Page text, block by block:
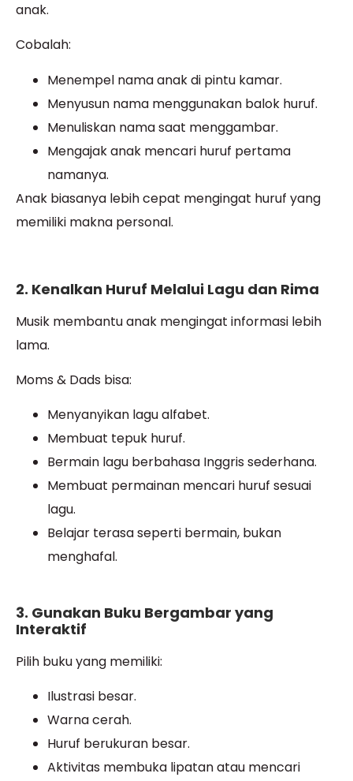
anak.
Cobalah:
Menempel nama anak di pintu kamar.
Menyusun nama menggunakan balok huruf.
Menuliskan nama saat menggambar.
Mengajak anak mencari huruf pertama
namanya.
Anak biasanya lebih cepat mengingat huruf yang
memiliki makna personal.
2. Kenalkan Huruf Melalui Lagu dan Rima
Musik membantu anak mengingat informasi lebih
lama.
Moms & Dads bisa:
Menyanyikan lagu alfabet.
Membuat tepuk huruf.
Bermain lagu berbahasa Inggris sederhana.
Membuat permainan mencari huruf sesuai
lagu.
Belajar terasa seperti bermain, bukan
menghafal.
3. Gunakan Buku Bergambar yang
Interaktif
Pilih buku yang memiliki:
Ilustrasi besar.
Warna cerah.
Huruf berukuran besar.
Aktivitas membuka lipatan atau mencari